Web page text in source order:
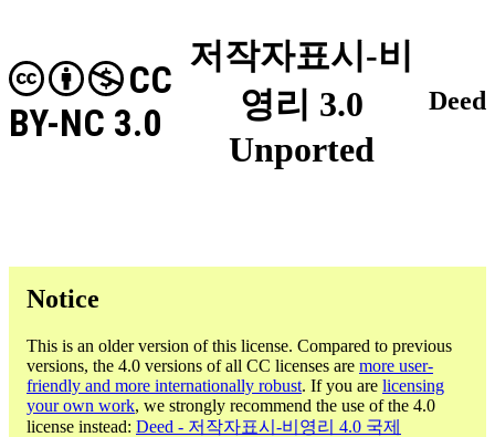
저작자표시-비
영리 3.0
Unported
CC
BY-NC 3.0
Deed
Notice
This is an older version of this license. Compared to previous
versions, the 4.0 versions of all CC licenses are more user-
friendly and more internationally robust. If you are licensing
your own work, we strongly recommend the use of the 4.0
license instead: Deed - 저작자표시-비영리 4.0 국제